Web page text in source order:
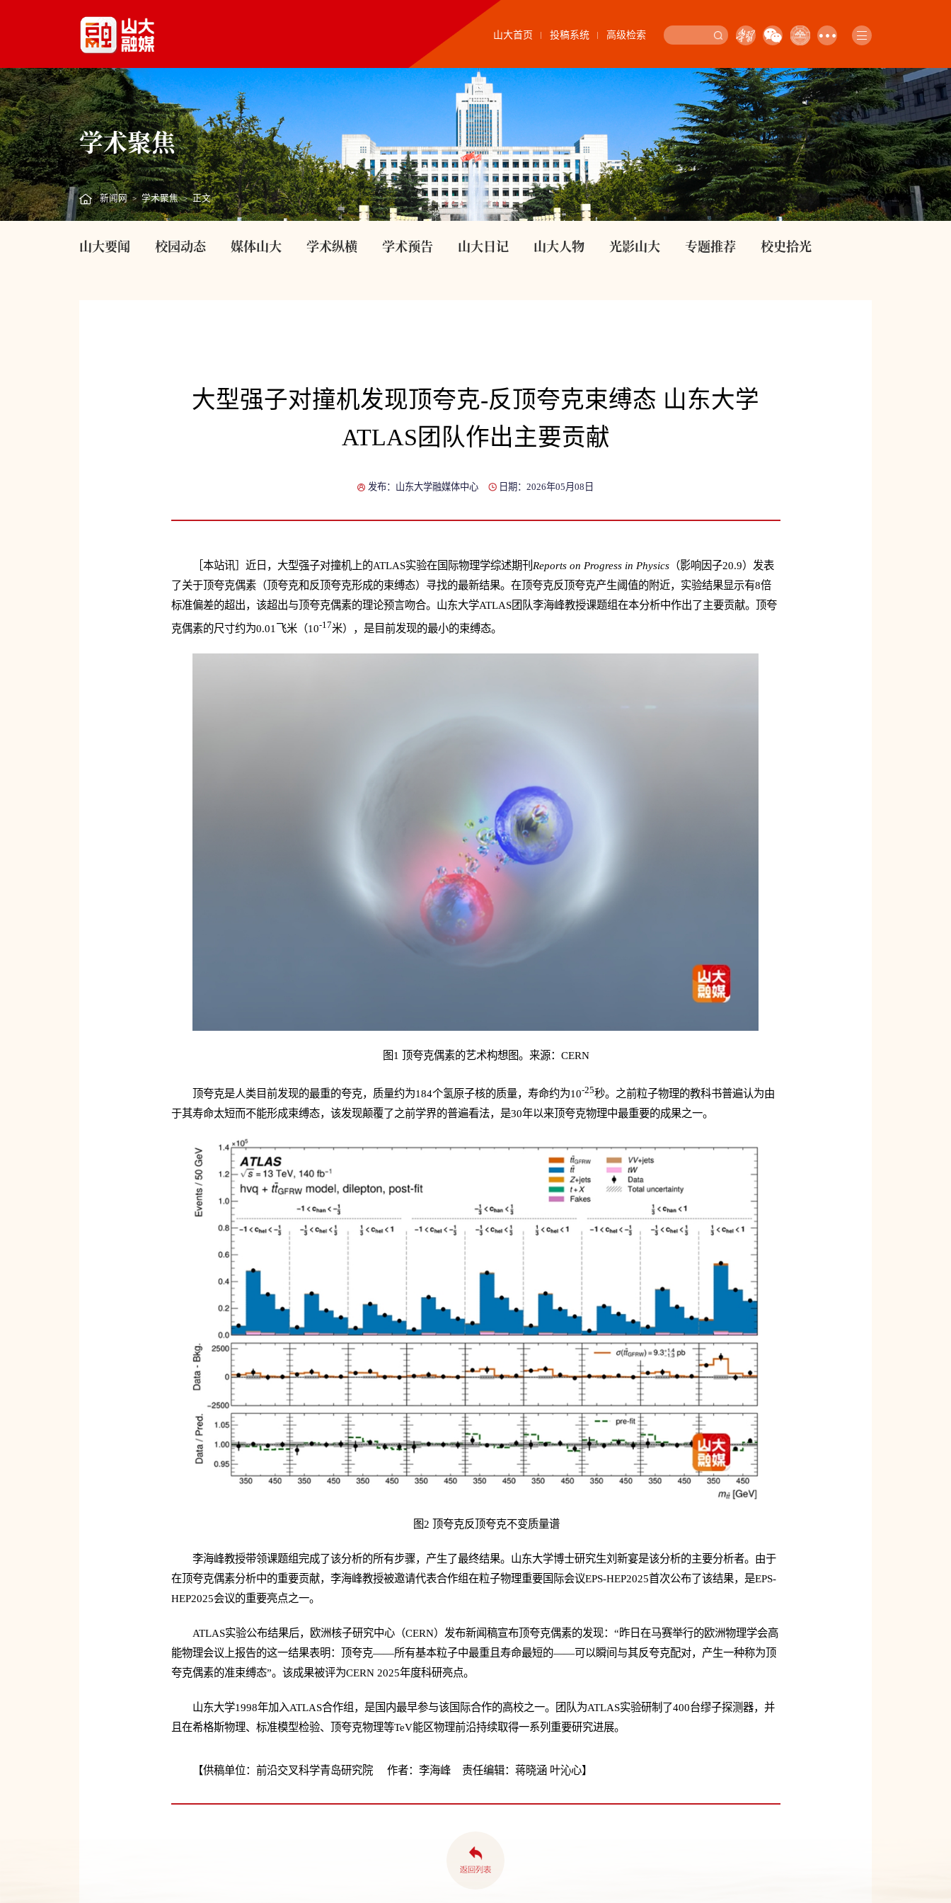
山大首页 投稿系统 高级检索
学术聚焦
新闻网 > 学术聚焦 > 正文
山大要闻 校园动态 媒体山大 学术纵横 学术预告 山大日记 山大人物 光影山大 专题推荐 校史拾光
大型强子对撞机发现顶夸克-反顶夸克束缚态 山东大学
ATLAS团队作出主要贡献
发布：山东大学融媒体中心 日期：2026年05月08日
［本站讯］近日，大型强子对撞机上的ATLAS实验在国际物理学综述期刊 Reports on Progress in Physics （影响因子20.9）发表
了关于顶夸克偶素（顶夸克和反顶夸克形成的束缚态）寻找的最新结果。在顶夸克反顶夸克产生阈值的附近，实验结果显示有8倍
标准偏差的超出，该超出与顶夸克偶素的理论预言吻合。山东大学ATLAS团队李海峰教授课题组在本分析中作出了主要贡献。顶夸
克偶素的尺寸约为0.01飞米（10-17米），是目前发现的最小的束缚态。
图1 顶夸克偶素的艺术构想图。来源：CERN
顶夸克是人类目前发现的最重的夸克，质量约为184个氢原子核的质量，寿命约为10-25秒。之前粒子物理的教科书普遍认为由
于其寿命太短而不能形成束缚态，该发现颠覆了之前学界的普遍看法，是30年以来顶夸克物理中最重要的成果之一。
图2 顶夸克反顶夸克不变质量谱
李海峰教授带领课题组完成了该分析的所有步骤，产生了最终结果。山东大学博士研究生刘新宴是该分析的主要分析者。由于
在顶夸克偶素分析中的重要贡献，李海峰教授被邀请代表合作组在粒子物理重要国际会议EPS-HEP2025首次公布了该结果，是EPS-
HEP2025会议的重要亮点之一。
ATLAS实验公布结果后，欧洲核子研究中心（CERN）发布新闻稿宣布顶夸克偶素的发现：“昨日在马赛举行的欧洲物理学会高
能物理会议上报告的这一结果表明：顶夸克——所有基本粒子中最重且寿命最短的——可以瞬间与其反夸克配对，产生一种称为顶
夸克偶素的准束缚态”。该成果被评为CERN 2025年度科研亮点。
山东大学1998年加入ATLAS合作组，是国内最早参与该国际合作的高校之一。团队为ATLAS实验研制了400台缪子探测器，并
且在希格斯物理、标准模型检验、顶夸克物理等TeV能区物理前沿持续取得一系列重要研究进展。
【供稿单位：前沿交叉科学青岛研究院 作者：李海峰 责任编辑：蒋晓涵 叶沁心】